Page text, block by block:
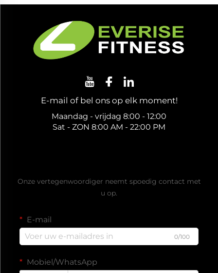
E-mail of bel ons op elk moment!
Maandag - vrijdag 8:00 - 12:00
Sat - ZON 8:00 AM - 22:00 PM
Onze vertegenwoordiger neemt spoedig contact met
u op.
E-mail
0/100
Mobiel/WhatsApp